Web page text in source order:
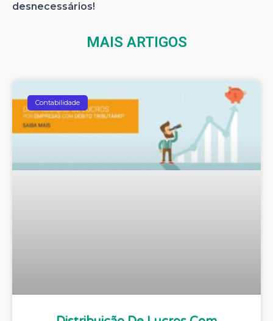
desnecessários!
MAIS ARTIGOS
Contabilidade